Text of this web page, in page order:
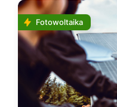
Fotowoltaika